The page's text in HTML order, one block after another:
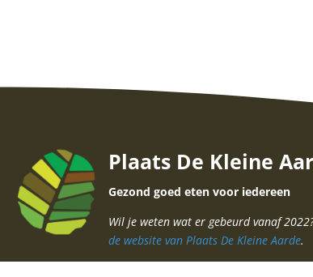
Plaats De Kleine
Gezond goed eten voor iedereen
Wil je weten wat er gebeurd vanaf
de website van Plaats De Kleine Aarde.